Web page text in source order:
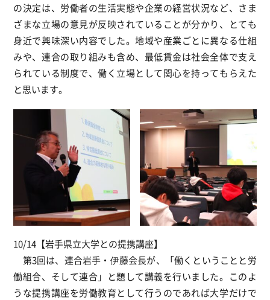
の決定は、労働者の生活実態や企業の経営状況など、さま
ざまな立場の意見が反映されていることが分かり、とても
身近で興味深い内容でした。地域や産業ごとに異なる仕組
みや、連合の取り組みも含め、最低賃金は社会全体で支え
られている制度で、働く立場として関心を持ってもらえた
と思います。
10/14【岩手県立大学との提携講座】
第3回は、連合岩手・伊藤会長が、「働くということと労
働組合、そして連合」と題して講義を行いました。このよ
うな提携講座を労働教育として行うのであれば大学だけで